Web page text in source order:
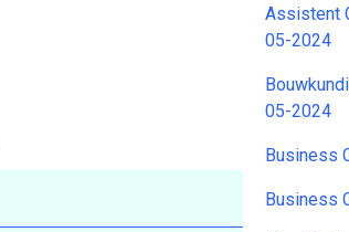
Assistent
05-2024
05-2024
Business
Business